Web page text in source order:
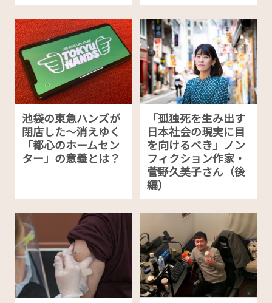
池袋の東急ハンズが
閉店した〜消えゆく
「都心のホームセン
ター」の意義とは？
「孤独死を生み出す
日本社会の現実に目
を向けるべき」ノン
フィクション作家・
菅野久美子さん（後
編）